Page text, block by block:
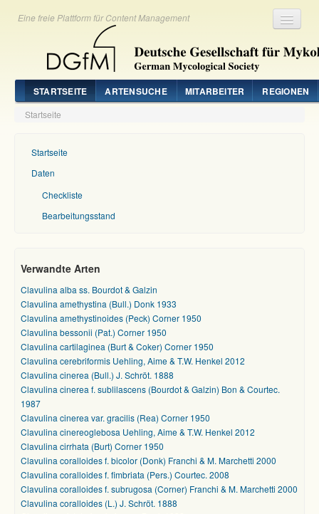
Eine freie Plattform für Content Management
STARTSEITE ARTENSUCHE MITARBEITER REGIONEN
Startseite
Startseite
Daten
Checkliste
Bearbeitungsstand
Verwandte Arten
Clavulina alba ss. Bourdot & Galzin
Clavulina amethystina (Bull.) Donk 1933
Clavulina amethystinoides (Peck) Corner 1950
Clavulina bessonii (Pat.) Corner 1950
Clavulina cartilaginea (Burt & Coker) Corner 1950
Clavulina cerebriformis Uehling, Aime & T.W. Henkel 2012
Clavulina cinerea (Bull.) J. Schröt. 1888
Clavulina cinerea f. sublilascens (Bourdot & Galzin) Bon & Courtec.
1987
Clavulina cinerea var. gracilis (Rea) Corner 1950
Clavulina cinereoglebosa Uehling, Aime & T.W. Henkel 2012
Clavulina cirrhata (Burt) Corner 1950
Clavulina coralloides f. bicolor (Donk) Franchi & M. Marchetti 2000
Clavulina coralloides f. fimbriata (Pers.) Courtec. 2008
Clavulina coralloides f. subrugosa (Corner) Franchi & M. Marchetti 2000
Clavulina coralloides (L.) J. Schröt. 1888